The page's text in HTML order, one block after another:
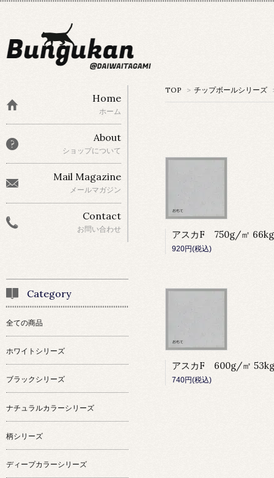
TOP > チップボールシリーズ
920円(税込)
740円(税込)
Home
ホーム
About
ショップについて
Mail Magazine
メールマガジン
Contact
お問い合わせ
Category
全ての商品
ホワイトシリーズ
ブラックシリーズ
ナチュラルカラーシリーズ
柄シリーズ
ディープカラーシリーズ